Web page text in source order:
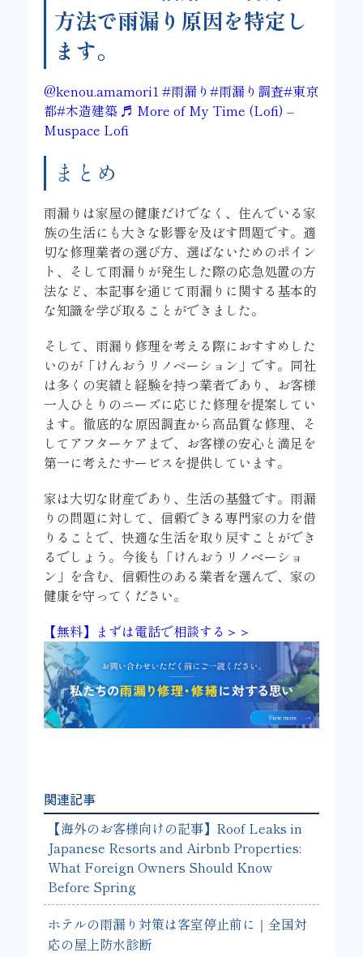
方法で雨漏り原因を特定し
ます。
@kenou.amamori1 #雨漏り#雨漏り調査#東京
都#木造建築 ♬ More of My Time (Lofi) –
Muspace Lofi
まとめ
雨漏りは家屋の健康だけでなく、住んでいる家
族の生活にも大きな影響を及ぼす問題です。適
切な修理業者の選び方、選ばないためのポイン
ト、そして雨漏りが発生した際の応急処置の方
法など、本記事を通じて雨漏りに関する基本的
な知識を学び取ることができました。
そして、雨漏り修理を考える際におすすめした
いのが「けんおうリノベーション」です。同社
は多くの実績と経験を持つ業者であり、お客様
一人ひとりのニーズに応じた修理を提案してい
ます。徹底的な原因調査から高品質な修理、そ
してアフターケアまで、お客様の安心と満足を
第一に考えたサービスを提供しています。
家は大切な財産であり、生活の基盤です。雨漏
りの問題に対して、信頼できる専門家の力を借
りることで、快適な生活を取り戻すことができ
るでしょう。今後も「けんおうリノベーショ
ン」を含む、信頼性のある業者を選んで、家の
健康を守ってください。
【無料】まずは電話で相談する＞＞
関連記事
【海外のお客様向けの記事】Roof Leaks in
Japanese Resorts and Airbnb Properties:
What Foreign Owners Should Know
Before Spring
ホテルの雨漏り対策は客室停止前に｜全国対
応の屋上防水診断